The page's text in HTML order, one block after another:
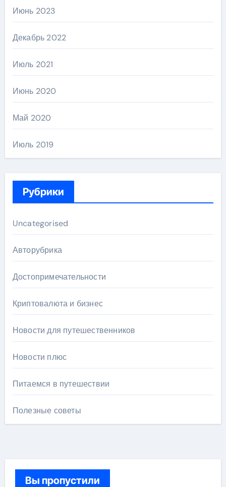
Июнь 2023
Декабрь 2022
Июль 2021
Июнь 2020
Май 2020
Июль 2019
Рубрики
Uncategorised
Авторубрика
Достопримечательности
Криптовалюта и бизнес
Новости для путешественников
Новости плюс
Питаемся в путешествии
Полезные советы
Вы пропустили